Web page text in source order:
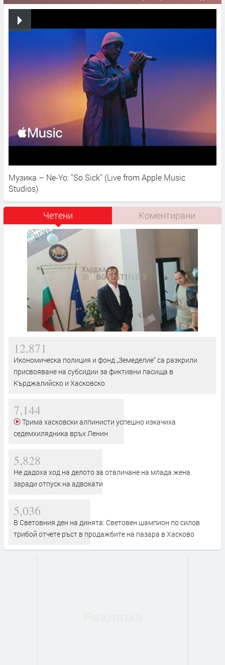
Музика – Ne-Yo: "So Sick" (Live from Apple Music
Studios)
Четени Коментирани
12,871
Икономическа полиция и фонд „Земеделие“ са разкрили
присвояване на субсидии за фиктивни пасища в
Кърджалийско и Хасковско
7,144
седемхилядника връх Ленин
5,828
Не дадоха ход на делото за отвличане на млада жена
заради отпуск на адвокати
5,036
В Световния ден на динята: Световен шампион по силов
трибой отчете ръст в продажбите на пазара в Хасково